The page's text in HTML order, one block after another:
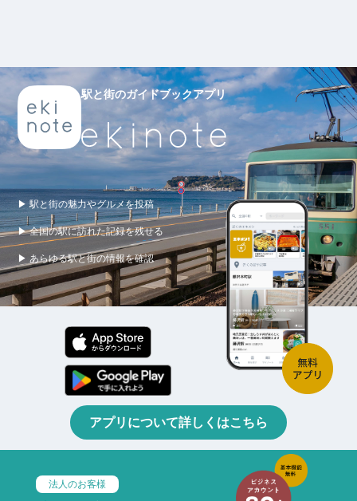
駅と街のガイドブックアプリ
▶ 駅と街の魅力やグルメを投稿
▶ 全国の駅に訪れた記録を残せる
▶ あらゆる駅と街の情報を確認
アプリについて詳しくはこちら
法人のお客様